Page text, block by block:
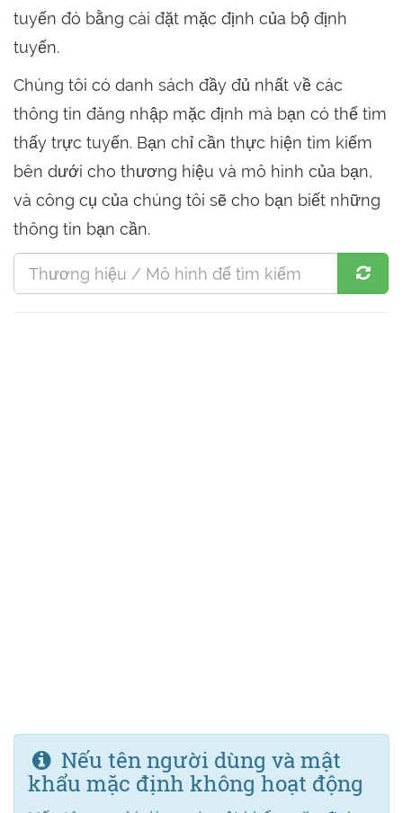
tuyến đó bằng cài đặt mặc định của bộ định
tuyến.
Chúng tôi có danh sách đầy đủ nhất về các
thông tin đăng nhập mặc định mà bạn có thể tìm
thấy trực tuyến. Bạn chỉ cần thực hiện tìm kiếm
bên dưới cho thương hiệu và mô hình của bạn,
và công cụ của chúng tôi sẽ cho bạn biết những
thông tin bạn cần.
Nếu tên người dùng và mật
khẩu mặc định không hoạt động